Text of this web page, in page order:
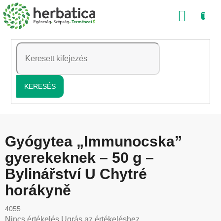
Ugrás
a
tartalomhoz
KERESÉS
Gyógytea „Immunocska”
gyerekeknek – 50 g –
Bylinářství U Chytré
horákyně
4055
A
Nincs értékelés Ugrás az értékeléshez